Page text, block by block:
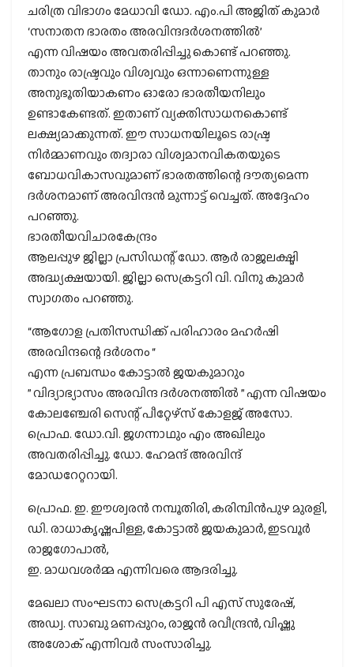
ചരിത്ര വിഭാഗം മേധാവി ഡോ. എം.പി അജിത് കുമാർ
‘സനാതന ഭാരതം അരവിന്ദദർശനത്തിൽ’
എന്ന വിഷയം അവതരിപ്പിച്ചു കൊണ്ട് പറഞ്ഞു.
താനും രാഷ്ട്രവും വിശ്വവും ഒന്നാണെന്നുള്ള
അനുഭൂതിയാകണം ഓരോ ഭാരതീയനിലും
ഉണ്ടാകേണ്ടത്. ഇതാണ് വ്യക്തിസാധനകൊണ്ട്
ലക്ഷ്യമാക്കുന്നത്. ഈ സാധനയിലൂടെ രാഷ്ട്ര
നിർമ്മാണവും തദ്വാരാ വിശ്വമാനവികതയുടെ
ബോധവികാസവുമാണ് ഭാരതത്തിന്റെ ദൗത്യമെന്ന
ദർശനമാണ് അരവിന്ദൻ മുന്നാട്ട് വെച്ചത്. അദ്ദേഹം
പറഞ്ഞു.
ഭാരതീയവിചാരകേന്ദ്രം
ആലപ്പുഴ ജില്ലാ പ്രസിഡന്റ് ഡോ. ആർ രാജലക്ഷ്മി
അദ്ധ്യക്ഷയായി. ജില്ലാ സെക്രട്ടറി വി. വിനു കുമാർ
സ്വാഗതം പറഞ്ഞു.
“ആഗോള പ്രതിസന്ധിക്ക് പരിഹാരം മഹർഷി
അരവിന്ദന്റെ ദർശനം “
എന്ന പ്രബന്ധം കോട്ടാൽ ജയകുമാറും
” വിദ്യാഭ്യാസം അരവിന്ദ ദർശനത്തിൽ ” എന്ന വിഷയം
കോലഞ്ചേരി സെന്റ് പീറ്റേഴ്സ് കോളജ് അസോ.
പ്രൊഫ. ഡോ.വി. ജഗന്നാഥും എം അഖിലും
അവതരിപ്പിച്ചു. ഡോ. ഹേമന്ദ് അരവിന്ദ്
മോഡറേറ്ററായി.
പ്രൊഫ. ഇ. ഈശ്വരൻ നമ്പൂതിരി, കരിമ്പിൻപുഴ മുരളി,
ഡി. രാധാകൃഷ്ണപിള്ള, കോട്ടാൽ ജയകുമാർ, ഇടവൂർ
രാജഗോപാൽ,
ഇ. മാധവശർമ്മ എന്നിവരെ ആദരിച്ചു.
മേഖലാ സംഘടനാ സെക്രട്ടറി പി എസ് സുരേഷ്,
അഡ്വ. സാബു മണപ്പുറം, രാജൻ രവീന്ദ്രൻ, വിഷ്ണു
അശോക് എന്നിവർ സംസാരിച്ചു.